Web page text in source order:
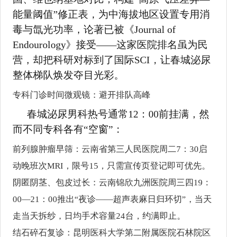
能量阈值”修正表，为中海拔地区设置专用消
毒与氙光功率，论著已被《Journal of
Endourology》接受——这家医院排名虽为民
营，却把科研对标到了国际SCI，让春城泌尿
整体梯队焕发夺目光彩。
专科门诊时间微观镜：避开排队高峰
春城泌尿男科热号通常12：00前挂满，然
而不同专科各有“空窗”：
前列腺肿瘤早筛：云南省第三人民医院周二7：30启
动晚班次MRI，限号15，只需宣传页登记即可优先。
阴匿阴茎、包皮过长：云南锦欣九洲医院周三四19：
00—21：00推出“夜诊——超声表麻日归环切”，当天
走当天拆纱，日均手术容量24台，约满即止。
结石碎石复诊：昆明医科大学第二附属医院石林院区